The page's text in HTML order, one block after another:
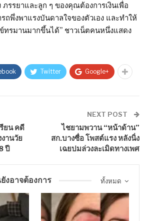
รรยาและลูก ๆ ของคุณต้องการเงินเพื่อ
พึ่งพาแรงบันดาลใจของตัวเอง และทำให้
รมานมากขึ้นได้” ชาวเน็ตคนหนึ่งแสดง
Twitter Google+
ยน คดี
านวัย
ปี
NEXT POST
ไชยามพวาน “หน้าด้าน”
สก.บางซื่อ โพสต์แรง หลังนิ่ง
เฉยปมล่วงละเมิดทางเพศ
ทั้งหมด
อาจต้องการ